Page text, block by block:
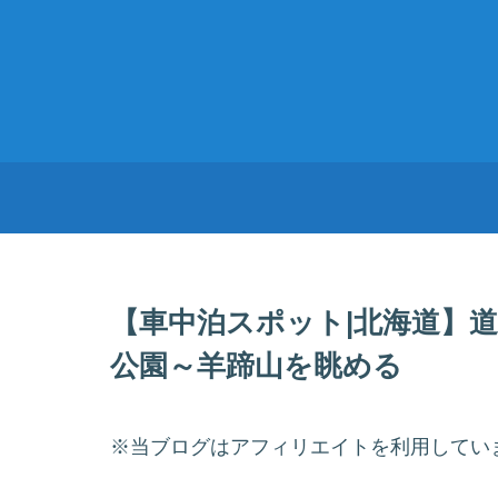
【車中泊スポット|北海道】
公園～羊蹄山を眺める
※当ブログはアフィリエイトを利用してい